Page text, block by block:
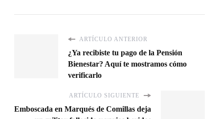
ARTÍCULO ANTERIOR
¿Ya recibiste tu pago de la Pensión
Bienestar? Aquí te mostramos cómo
verificarlo
ARTÍCULO SIGUIENTE
Emboscada en Marqués de Comillas deja